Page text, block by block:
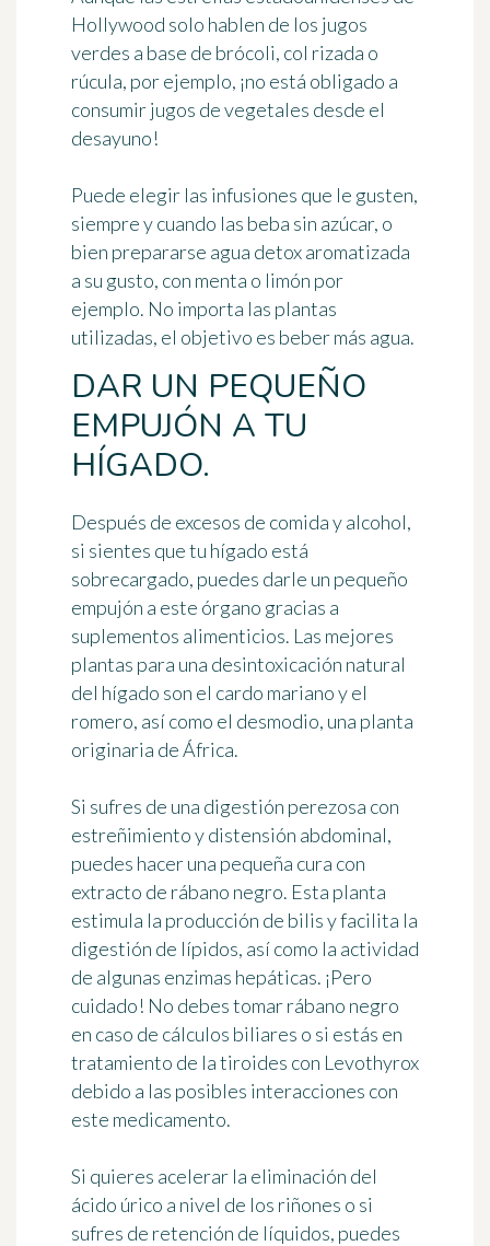
Hollywood solo hablen de los jugos
verdes a base de brócoli, col rizada o
rúcula, por ejemplo, ¡no está obligado a
consumir jugos de vegetales desde el
desayuno!
Puede elegir las infusiones que le gusten,
siempre y cuando las beba sin azúcar, o
bien prepararse agua detox aromatizada
a su gusto, con menta o limón por
ejemplo. No importa las plantas
utilizadas, el objetivo es beber más agua.
DAR UN PEQUEÑO
EMPUJÓN A TU
HÍGADO.
Después de excesos de comida y alcohol,
si sientes que tu hígado está
sobrecargado, puedes darle un pequeño
empujón a este órgano gracias a
suplementos alimenticios. Las mejores
plantas para una desintoxicación natural
del hígado son el cardo mariano y el
romero, así como el desmodio, una planta
originaria de África.
Si sufres de una digestión perezosa con
estreñimiento y distensión abdominal,
puedes hacer una pequeña cura con
extracto de rábano negro. Esta planta
estimula la producción de bilis y facilita la
digestión de lípidos, así como la actividad
de algunas enzimas hepáticas. ¡Pero
cuidado! No debes tomar rábano negro
en caso de cálculos biliares o si estás en
tratamiento de la tiroides con Levothyrox
debido a las posibles interacciones con
este medicamento.
Si quieres acelerar la eliminación del
ácido úrico a nivel de los riñones o si
sufres de retención de líquidos, puedes